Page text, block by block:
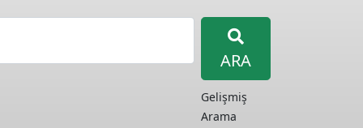
ARA
Gelişmiş
Arama